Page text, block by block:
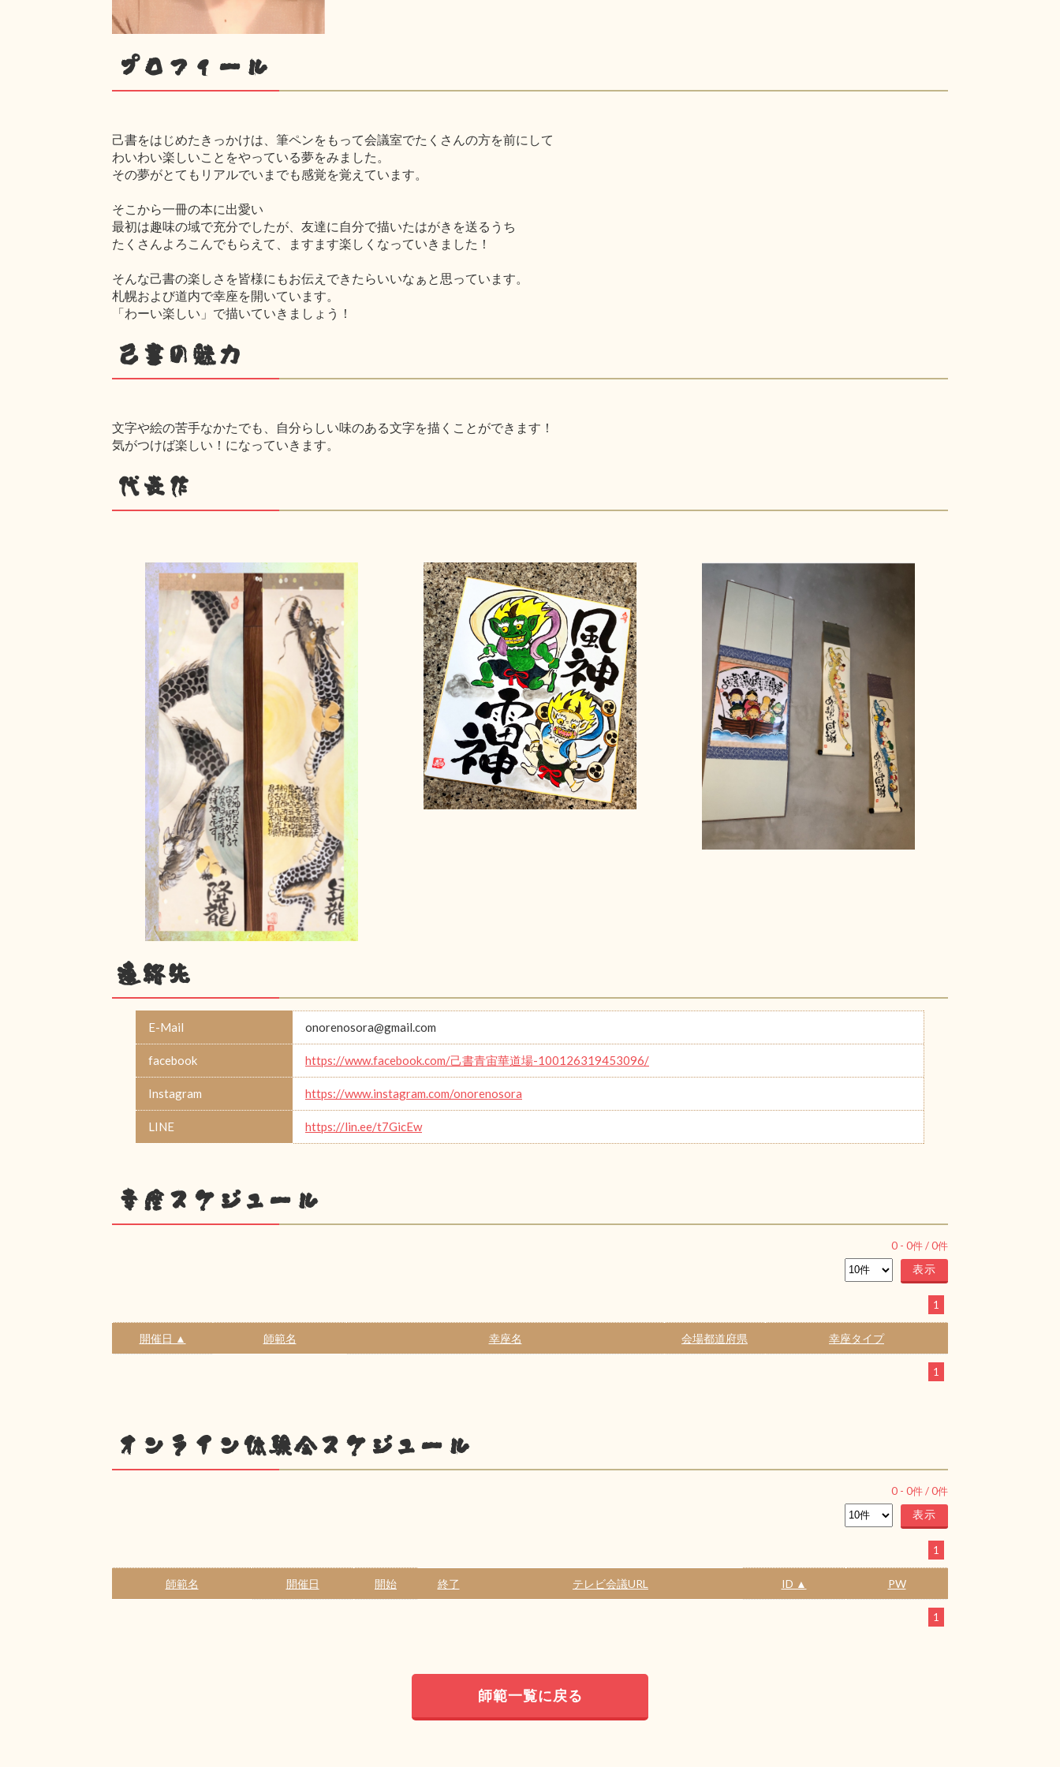
プロフィール
己書をはじめたきっかけは、筆ペンをもって会議室でたくさんの方を前にして
わいわい楽しいことをやっている夢をみました。
その夢がとてもリアルでいまでも感覚を覚えています。
そこから一冊の本に出愛い
最初は趣味の域で充分でしたが、友達に自分で描いたはがきを送るうち
たくさんよろこんでもらえて、ますます楽しくなっていきました！
そんな己書の楽しさを皆様にもお伝えできたらいいなぁと思っています。
札幌および道内で幸座を開いています。
「わーい楽しい」で描いていきましょう！
己書の魅力
文字や絵の苦手なかたでも、自分らしい味のある文字を描くことができます！
気がつけば楽しい！になっていきます。
代表作
連絡先
E-Mail onorenosora@gmail.com
facebook https://www.facebook.com/己書青宙華道場-100126319453096/
Instagram https://www.instagram.com/onorenosora
LINE https://lin.ee/t7GicEw
幸座スケジュール
0 - 0件 /0件
1
開催日 ▲ 師範名 幸座名 会場都道府県 幸座タイプ
1
オンライン体験会スケジュール
0 - 0件 /0件
1
師範名 開催日 開始 終了 テレビ会議URL ID ▲ PW
1
師範一覧に戻る